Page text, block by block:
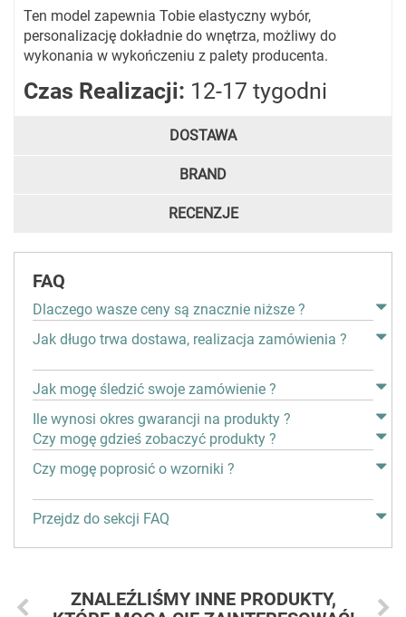
Ten model zapewnia Tobie elastyczny wybór,
personalizację dokładnie do wnętrza, możliwy do
wykonania w wykończeniu z palety producenta.
Czas Realizacji: 12-17 tygodni
DOSTAWA
BRAND
RECENZJE
FAQ
Dlaczego wasze ceny są znacznie niższe ?
Jak długo trwa dostawa, realizacja zamówienia ?
Jak mogę śledzić swoje zamówienie ?
Ile wynosi okres gwarancji na produkty ?
Czy mogę gdzieś zobaczyć produkty ?
Czy mogę poprosić o wzorniki ?
Przejdz do sekcji FAQ
ZNALEŹLIŚMY INNE PRODUKTY,